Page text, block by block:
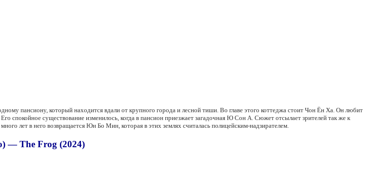
пансиону, который находится вдали от крупного города и лесной тиши. Во главе этого коттеджа стоит Чон Ён Ха. Он любит
спокойное существование изменилось, когда в пансион приезжает загадочная Ю Сон А. Сюжет отсылает зрителей так же к
лет в него возвращается Юн Бо Мин, которая в этих землях считалась полицейским-надзирателем.
— The Frog (2024)